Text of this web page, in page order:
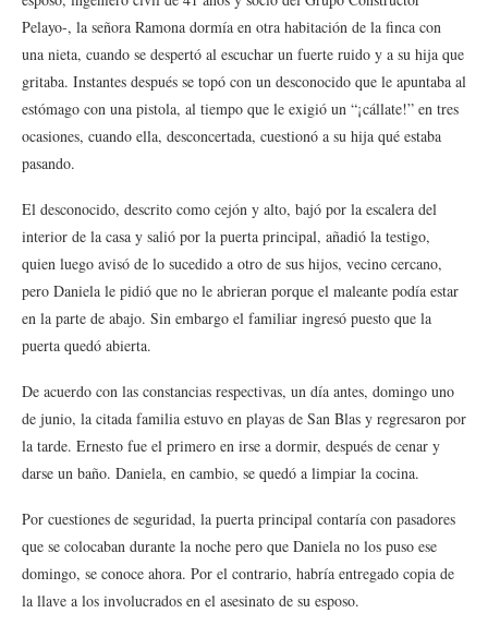
Pelayo-, la señora Ramona dormía en otra habitación de la finca con
una nieta, cuando se despertó al escuchar un fuerte ruido y a su hija que
gritaba. Instantes después se topó con un desconocido que le apuntaba al
estómago con una pistola, al tiempo que le exigió un “¡cállate!” en tres
ocasiones, cuando ella, desconcertada, cuestionó a su hija qué estaba
pasando.
El desconocido, descrito como cejón y alto, bajó por la escalera del
interior de la casa y salió por la puerta principal, añadió la testigo,
quien luego avisó de lo sucedido a otro de sus hijos, vecino cercano,
pero Daniela le pidió que no le abrieran porque el maleante podía estar
en la parte de abajo. Sin embargo el familiar ingresó puesto que la
puerta quedó abierta.
De acuerdo con las constancias respectivas, un día antes, domingo uno
de junio, la citada familia estuvo en playas de San Blas y regresaron por
la tarde. Ernesto fue el primero en irse a dormir, después de cenar y
darse un baño. Daniela, en cambio, se quedó a limpiar la cocina.
Por cuestiones de seguridad, la puerta principal contaría con pasadores
que se colocaban durante la noche pero que Daniela no los puso ese
domingo, se conoce ahora. Por el contrario, habría entregado copia de
la llave a los involucrados en el asesinato de su esposo.